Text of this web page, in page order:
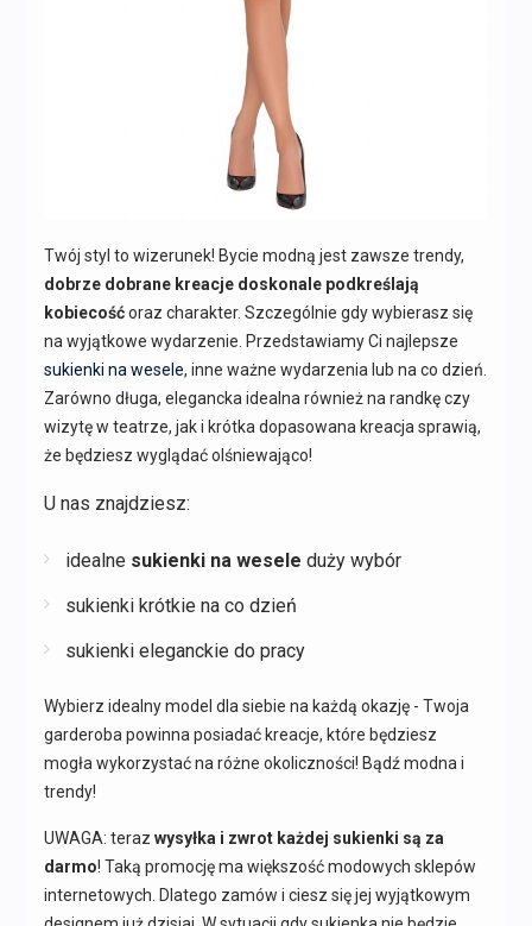
Twój styl to wizerunek! Bycie modną jest zawsze trendy,
dobrze dobrane kreacje doskonale podkreślają
kobiecośćoraz charakter. Szczególnie gdy wybierasz się
na wyjątkowe wydarzenie. Przedstawiamy Ci najlepsze
sukienki na wesele, inne ważne wydarzenia lub na co dzień.
Zarówno długa, elegancka idealna również na randkę czy
wizytę w teatrze, jak i krótka dopasowana kreacja sprawią,
że będziesz wyglądać olśniewająco!
U nas znajdziesz:
idealne sukienki na wesele duży wybór
sukienki krótkie na co dzień
sukienki eleganckie do pracy
Wybierz idealny model dla siebie na każdą okazję - Twoja
garderoba powinna posiadać kreacje, które będziesz
mogła wykorzystać na różne okoliczności! Bądź modna i
trendy!
UWAGA: teraz wysyłka i zwrot każdej sukienki są za
darmo! Taką promocję ma większość modowych sklepów
internetowych. Dlatego zamów i ciesz się jej wyjątkowym